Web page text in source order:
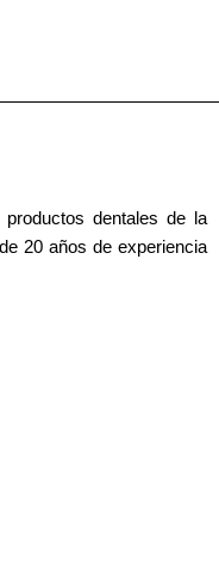
dentales de la
20 años de experiencia